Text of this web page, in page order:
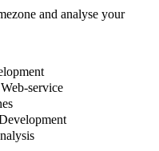
and analyse your
service